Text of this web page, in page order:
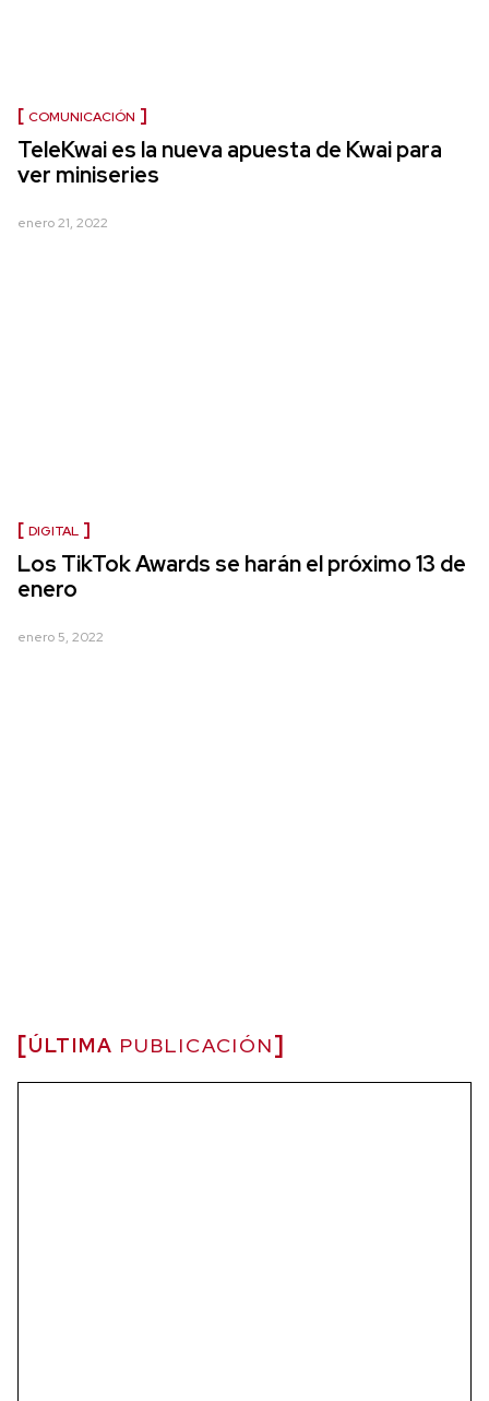
COMUNICACIÓN
TeleKwai es la nueva apuesta de Kwai para
ver miniseries
enero 21, 2022
DIGITAL
Los TikTok Awards se harán el próximo 13 de
enero
enero 5, 2022
ÚLTIMA PUBLICACIÓN